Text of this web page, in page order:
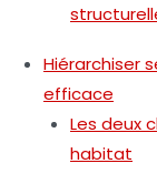
Hiérarchiser
efficace
Les deux
habitat